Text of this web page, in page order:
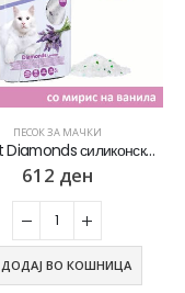
ПЕСОК ЗА МАЧКИ
Sanicat Diamonds силиконски Песок за мачки со мирис на Лаванда [Вреќичка 5л]
612 ден
ДОДАЈ ВО КОШНИЦА